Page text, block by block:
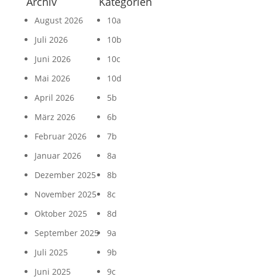
August 2026
Juli 2026
Juni 2026
Mai 2026
April 2026
März 2026
Februar 2026
Januar 2026
Dezember 2025
November 2025
Oktober 2025
September 2025
Juli 2025
Juni 2025
10a
10b
10c
10d
5b
6b
7b
8a
8b
8c
8d
9a
9b
9c